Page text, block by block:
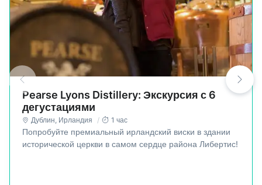
Pearse Lyons Distillery: Экскурсия с 6
дегустациями
Дублин Ирландия 1 час
Попробуйте премиальный ирландский виски в здании
исторической церкви в самом сердце района Либертис!